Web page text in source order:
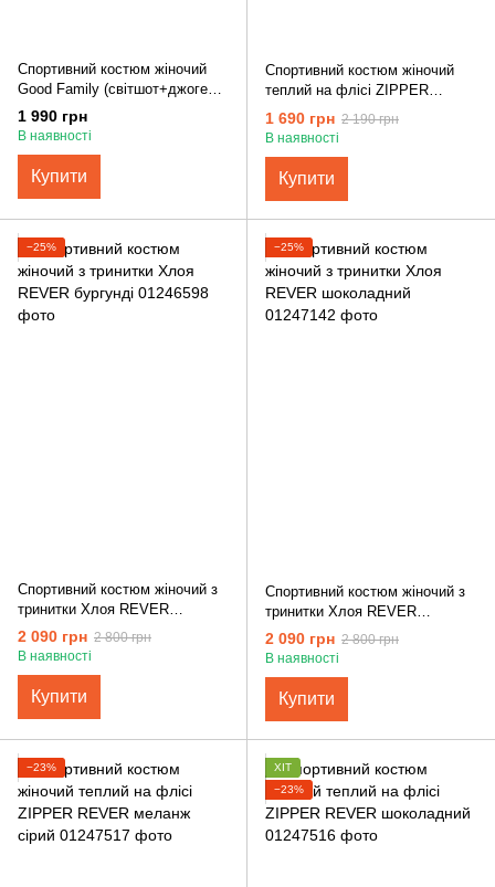
Спортивний костюм жіночий
Good Family (світшот+джогери)
начос сірий меланж
1 990 грн
В наявності
Купити
Спортивний костюм жіночий
теплий на флісі ZIPPER
REVER графіт
1 690 грн 2 190 грн
В наявності
Купити
−25%
Спортивний костюм жіночий з
тринитки Хлоя REVER
бургунді
2 090 грн 2 800 грн
В наявності
Купити
−25%
Спортивний костюм жіночий з
тринитки Хлоя REVER
шоколадний
2 090 грн 2 800 грн
В наявності
Купити
−23%
ХІТ
−23%